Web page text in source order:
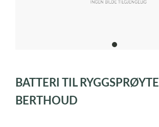
item
of
1
BATTERI TIL RYGGSPRØYTE
BERTHOUD